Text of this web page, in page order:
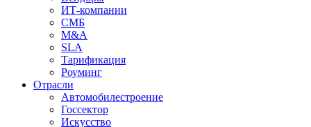
ИТ-компании
СМБ
M&A
SLA
Тарификация
Роуминг
Отрасли
Автомобилестроение
Госсектор
Искусство